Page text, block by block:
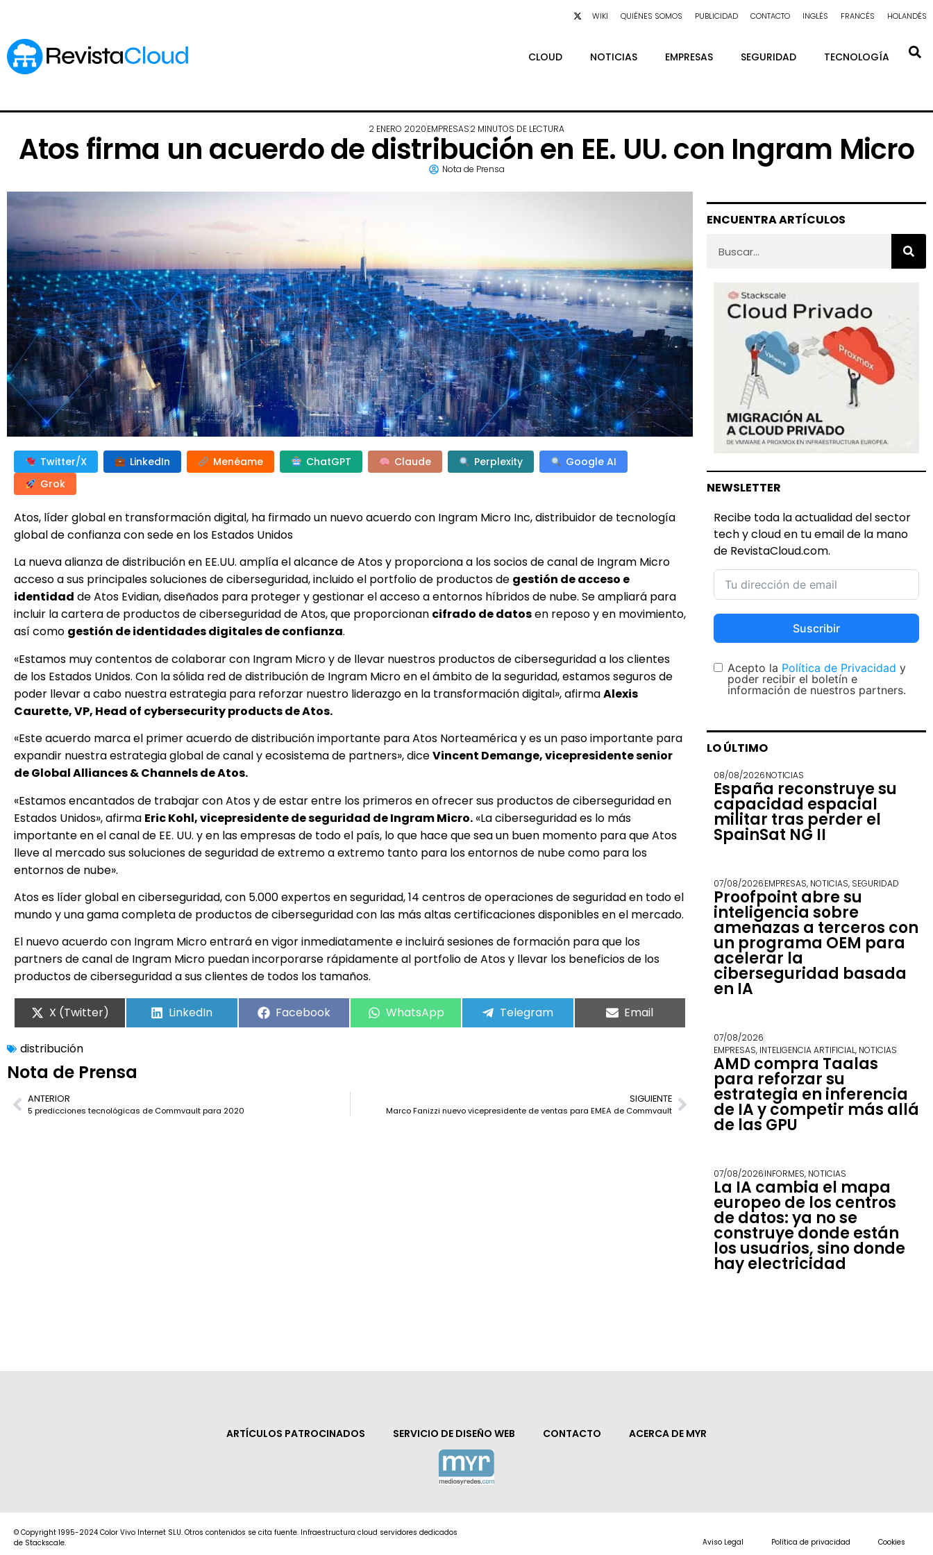
WIKI QUIÉNES SOMOS PUBLICIDAD CONTACTO INGLÉS FRANCÉS HOLANDÉS
CLOUD NOTICIAS EMPRESAS SEGURIDAD TECNOLOGÍA
2 ENERO 2020EMPRESAS2 MINUTOS DE LECTURA
Atos firma un acuerdo de distribución en EE. UU. con Ingram Micro
Nota de Prensa
Twitter/X LinkedIn Menéame ChatGPT Claude Perplexity
Google AI
Grok
Atos, líder global en transformación digital, ha firmado un nuevo acuerdo con Ingram Micro Inc, distribuidor de tecnología
global de confianza con sede en los Estados Unidos
La nueva alianza de distribución en EE.UU. amplía el alcance de Atos y proporciona a los socios de canal de Ingram Micro
acceso a sus principales soluciones de ciberseguridad, incluido el portfolio de productos de gestión de acceso e
identidad de Atos Evidian, diseñados para proteger y gestionar el acceso a entornos híbridos de nube. Se ampliará para
incluir la cartera de productos de ciberseguridad de Atos, que proporcionan cifrado de datosen reposo y en movimiento,
así como gestión de identidades digitales de confianza.
«Estamos muy contentos de colaborar con Ingram Micro y de llevar nuestros productos de ciberseguridad a los clientes
de los Estados Unidos. Con la sólida red de distribución de Ingram Micro en el ámbito de la seguridad, estamos seguros de
poder llevar a cabo nuestra estrategia para reforzar nuestro liderazgo en la transformación digital», afirmaAlexis
Caurette, VP, Head of cybersecurity products de Atos.
«Este acuerdo marca el primer acuerdo de distribución importante para Atos Norteamérica y es un paso importante para
expandir nuestra estrategia global de canal y ecosistema de partners», diceVincent Demange, vicepresidente senior
de Global Alliances & Channels de Atos.
«Estamos encantados de trabajar con Atos y de estar entre los primeros en ofrecer sus productos de ciberseguridad en
Estados Unidos», afirma Eric Kohl, vicepresidente de seguridad de Ingram Micro. «La ciberseguridad es lo más
importante en el canal de EE. UU. y en las empresas de todo el país, lo que hace que sea un buen momento para que Atos
lleve al mercado sus soluciones de seguridad de extremo a extremo tanto para los entornos de nube como para los
entornos de nube».
Atos es líder global en ciberseguridad, con 5.000 expertos en seguridad, 14 centros de operaciones de seguridad en todo el
mundo y una gama completa de productos de ciberseguridad con las más altas certificaciones disponibles en el mercado.
El nuevo acuerdo con Ingram Micro entrará en vigor inmediatamente e incluirá sesiones de formación para que los
partners de canal de Ingram Micro puedan incorporarse rápidamente al portfolio de Atos y llevar los beneficios de los
productos de ciberseguridad a sus clientes de todos los tamaños.
X (Twitter) LinkedIn Facebook WhatsApp Telegram Email
distribución
Nota de Prensa
ANTERIOR
5 predicciones tecnológicas de Commvault para 2020
SIGUIENTE
Marco Fanizzi nuevo vicepresidente de ventas para EMEA de Commvault
ENCUENTRA ARTÍCULOS
NEWSLETTER
Recibe toda la actualidad del sector
tech y cloud en tu email de la mano
de RevistaCloud.com.
Suscribir
Acepto la Política de Privacidad y
poder recibir el boletín e
información de nuestros partners.
LO ÚLTIMO
08/08/2026NOTICIAS
España reconstruye su
capacidad espacial
militar tras perder el
SpainSat NG II
07/08/2026EMPRESAS, NOTICIAS, SEGURIDAD
Proofpoint abre su
inteligencia sobre
amenazas a terceros con
un programa OEM para
acelerar la
ciberseguridad basada
en IA
07/08/2026
EMPRESAS, INTELIGENCIA ARTIFICIAL, NOTICIAS
AMD compra Taalas
para reforzar su
estrategia en inferencia
de IA y competir más allá
de las GPU
07/08/2026INFORMES, NOTICIAS
La IA cambia el mapa
europeo de los centros
de datos: ya no se
construye donde están
los usuarios, sino donde
hay electricidad
ARTÍCULOS PATROCINADOS SERVICIO DE DISEÑO WEB CONTACTO ACERCA DE MYR
© Copyright 1995-2024 Color Vivo Internet SLU. Otros contenidos se cita fuente. Infraestructura cloud servidores dedicados
de Stackscale.
Aviso Legal Política de privacidad Cookies